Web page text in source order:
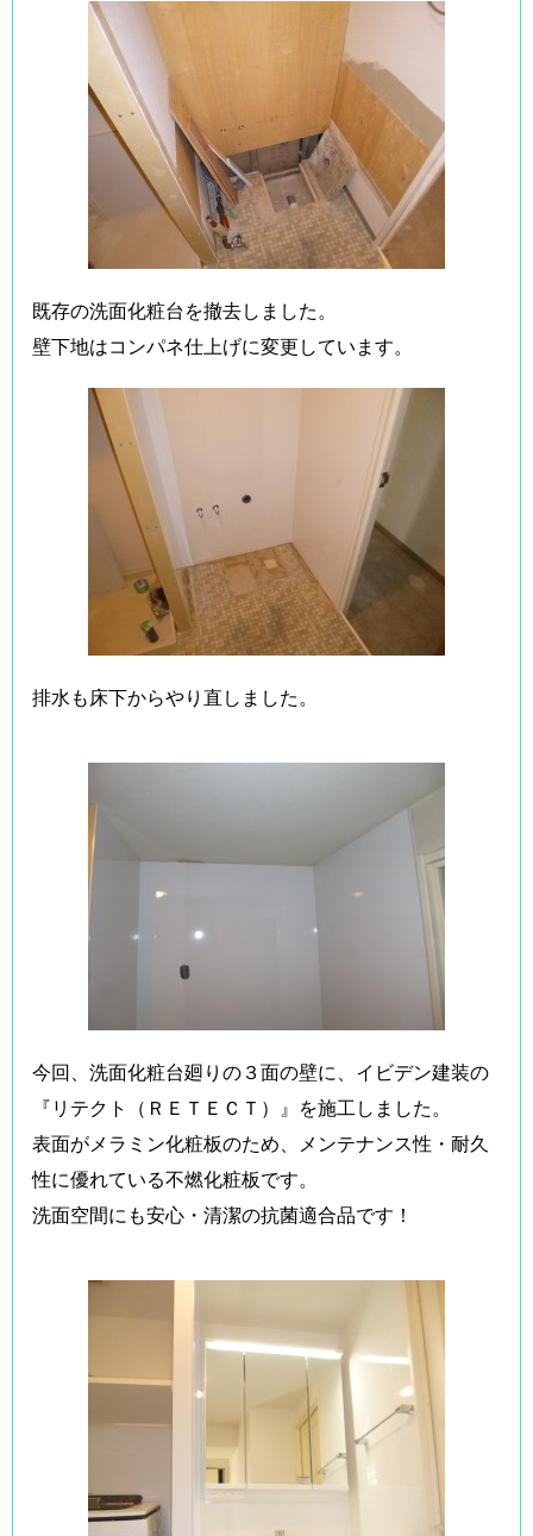
既存の洗面化粧台を撤去しました。
壁下地はコンパネ仕上げに変更しています。
排水も床下からやり直しました。
今回、洗面化粧台廻りの３面の壁に、イビデン建装の
『リテクト（ＲＥＴＥＣＴ）』を施工しました。
表面がメラミン化粧板のため、メンテナンス性・耐久
性に優れている不燃化粧板です。
洗面空間にも安心・清潔の抗菌適合品です！